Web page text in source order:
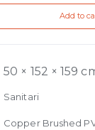
Add to
50 × 152 × 159
Sanitari
Copper Brushed